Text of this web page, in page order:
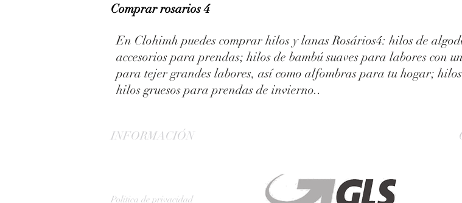
Comprar rosarios 4
En Clohimh puedes comprar hilos y lanas Rosários4: hilos de
accesorios para prendas; hilos de bambú suaves para labores con
para tejer grandes labores, así como alfombras para tu hogar;
hilos gruesos para prendas de invierno..
INFORMACIÓN
Politica de privacidad